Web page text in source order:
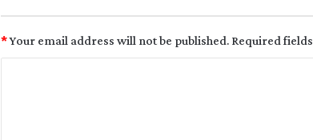
Your email address will not be published.Required
*